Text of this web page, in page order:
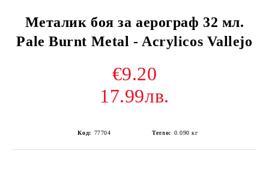
Металик боя за аерограф 32 мл.
Pale Burnt Metal - Acrylicos Vallejo
€9.20
17.99лв.
Код: 77704 Тегло: 0.090 кг